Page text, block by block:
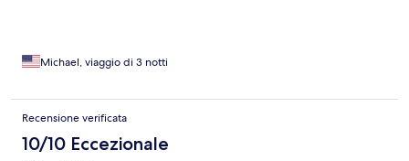
Michael, viaggio di 3 notti
Recensione verificata
10/10 Eccezionale